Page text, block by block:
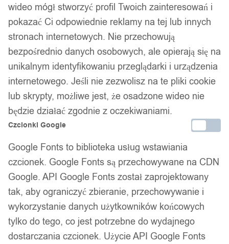
wideo mógł stworzyć profil Twoich zainteresowań i
pokazać Ci odpowiednie reklamy na tej lub innych
stronach internetowych. Nie przechowują
bezpośrednio danych osobowych, ale opierają się na
unikalnym identyfikowaniu przeglądarki i urządzenia
internetowego. Jeśli nie zezwolisz na te pliki cookie
lub skrypty, możliwe jest, że osadzone wideo nie
będzie działać zgodnie z oczekiwaniami.
Czcionki Google
Google Fonts to biblioteka usług wstawiania
czcionek. Google Fonts są przechowywane na CDN
Google. API Google Fonts został zaprojektowany
tak, aby ograniczyć zbieranie, przechowywanie i
wykorzystanie danych użytkowników końcowych
tylko do tego, co jest potrzebne do wydajnego
dostarczania czcionek. Użycie API Google Fonts